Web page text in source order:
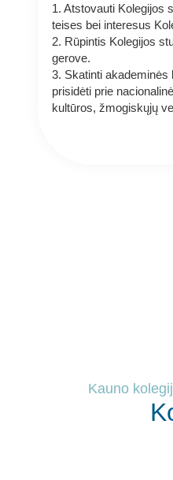
1. Atstovauti Kolegijos
teises bei interesus
2. Rūpintis Kolegijos
gerove.
3. Skatinti akademinės
prisidėti prie
kultūros, žmogiskųjų
Kauno